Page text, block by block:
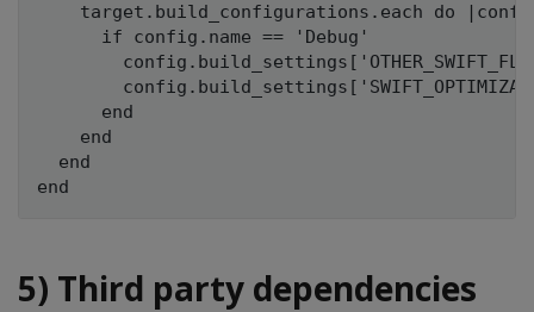
target.build_configurations.each do
      if config.name == 'Debug'
      end
    end
  end
5) Third party dependencies